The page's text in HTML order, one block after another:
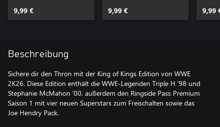
9,99 €
9,99 €
9,99
Beschreibung
Sichere dir den Thron mit der King of Kings Edition von WWE
2K26. Diese Edition enthält die WWE-Legenden Triple H '98 und
Stephanie McMahon '00, außerdem den Ringside Pass Premium
Saison 1 mit vier neuen Superstars zum Freischalten sowie das
Joe Hendry Pack.